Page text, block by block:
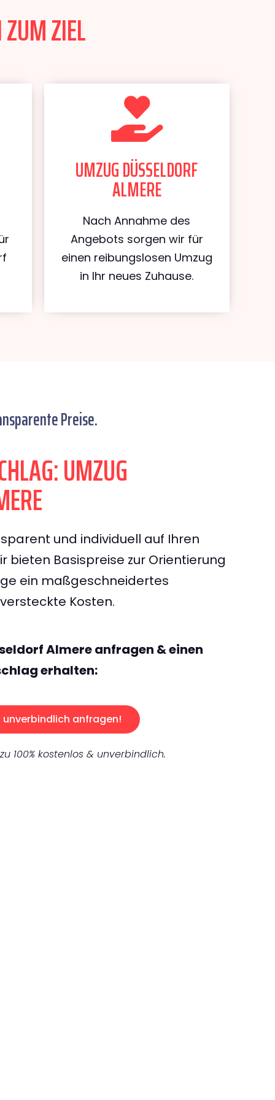
ZIEL
UMZUG DÜSSELDORF
ALMERE
Nach Annahme des
Angebots sorgen wir für
einen reibungslosen Umzug
in Ihr neues Zuhause.
Preise.
UMZUG
und individuell auf Ihren
bieten Basispreise zur Orientierung
ein maßgeschneidertes
Kosten.
Almere anfragen & einen
erhalten:
unverbindlich anfragen!
100% kostenlos & unverbindlich.